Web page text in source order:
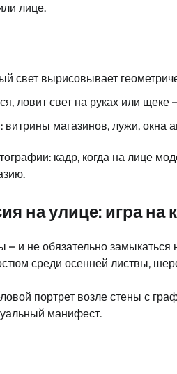
лице.
свет вырисовывает
ловит свет на руках или
магазинов, лужи, окна
кадр, когда на лице
на улице: игра на
– и не обязательно
среди осенней листвы,
портрет возле стены с
манифест.